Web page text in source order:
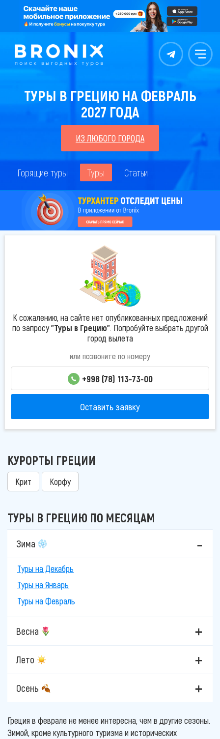
Контакты Меню
ТУРЫ В ГРЕЦИЮ НА ФЕВРАЛЬ
2027 ГОДА
ИЗ ЛЮБОГО ГОРОДА
Горящие туры Туры Статьи
К сожалению, на сайте нет опубликованных предложений
по запросу"Туры в Грецию". Попробуйте выбрать другой
город вылета
или позвоните по номеру
+998 (78) 113-73-00
Оставить заявку
КУРОРТЫ ГРЕЦИИ
Крит Корфу
ТУРЫ В ГРЕЦИЮ ПО МЕСЯЦАМ
Зима
Туры на Декабрь
Туры на Январь
Туры на Февраль
Весна
Лето
Осень
Греция в феврале не менее интересна, чем в другие сезоны.
Зимой, кроме культурного туризма и исторических